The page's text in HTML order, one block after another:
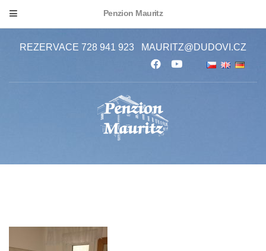
Penzion Mauritz
REZERVACE 728 941 923 MAURITZ@DUDOVI.CZ